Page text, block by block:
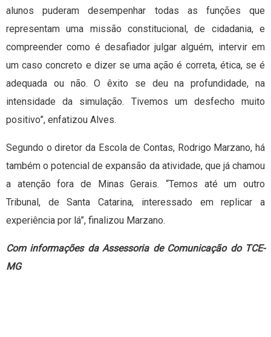
alunos puderam desempenhar todas as funções que
representam uma missão constitucional, de cidadania, e
compreender como é desafiador julgar alguém, intervir em
um caso concreto e dizer se uma ação é correta, ética, se é
adequada ou não. O êxito se deu na profundidade, na
intensidade da simulação. Tivemos um desfecho muito
positivo”, enfatizou Alves.
Segundo o diretor da Escola de Contas, Rodrigo Marzano, há
também o potencial de expansão da atividade, que já chamou
a atenção fora de Minas Gerais. “Temos até um outro
Tribunal, de Santa Catarina, interessado em replicar a
experiência por lá”, finalizou Marzano.
Com informações da Assessoria de Comunicação do TCE-
MG